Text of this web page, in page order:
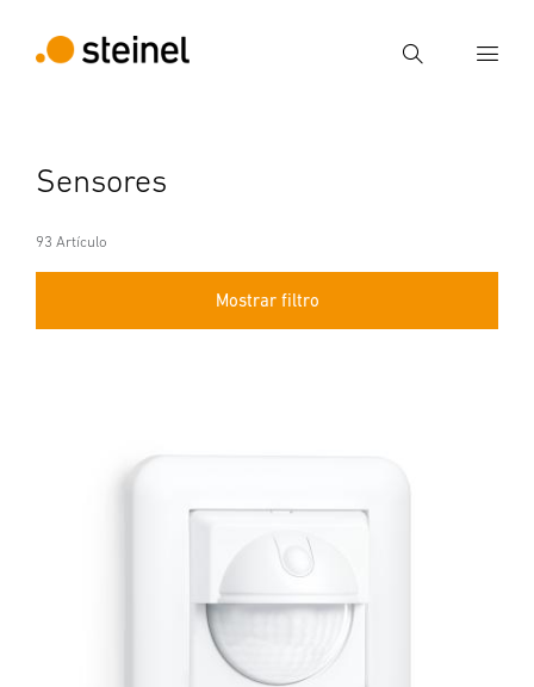
Búsqueda
Búsqueda
Sensores
93 Artículo
Mostrar filtro